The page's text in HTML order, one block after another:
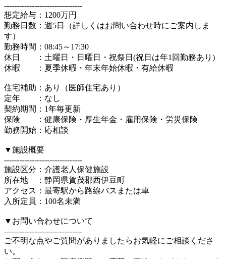
-------------------------------
想定給与：1200万円
勤務日数：週5日（詳しくはお問い合わせ時にご案内しま
す）
勤務時間：08:45～17:30
休日 ：土曜日・日曜日・祝祭日(祝日は年1回勤務あり)
休暇 ：夏季休暇・年末年始休暇・有給休暇
住宅補助：あり（医師住宅あり）
定年 ：なし
契約期間：1年毎更新
保険 ：健康保険・厚生年金・雇用保険・労災保険
勤務開始：応相談
▼施設概要
-------------------------------
施設区分：介護老人保健施設
所在地 ：静岡県賀茂郡西伊豆町
アクセス：最寄駅から路線バスまたは車
入所定員：100名未満
▼お問い合わせについて
-------------------------------
ご不明な点やご質問がありましたらお気軽にご相談くださ
い。